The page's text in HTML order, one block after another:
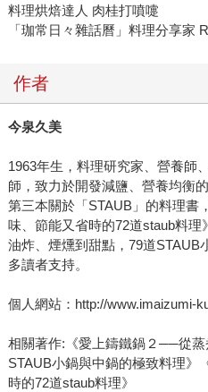
料理烘焙達人 肉桂打噴嚏
「珈常日々雜話曆」料理分享家
作者
今泉久美
1963年生，料理研究家、營養師
師，致力於開發減鹽、營養均衡
第三本關於「STAUB」的料理書
味、節能又省時的72道staub料理
油炸、煙燻到甜點，79道STAUB
多讀者支持。
個人網站：http://www.imaizumi-
相關著作:《愛上鑄鐵鍋２──從
STAUB小鍋與中鍋的極致料理》
時的72道staub料理》